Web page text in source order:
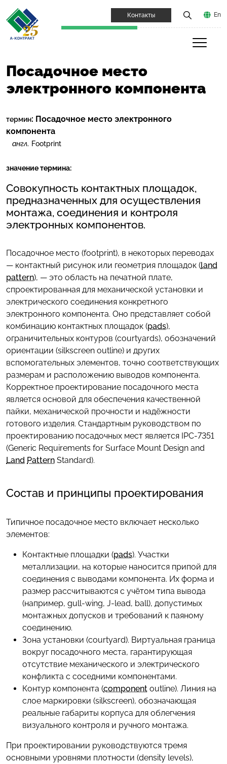
Контакты En
Посадочное место
электронного компонента
термин: Посадочное место электронного
компонента
англ. Footprint
значение термина:
Совокупность контактных площадок,
предназначенных для осуществления
монтажа, соединения и контроля
электронных компонентов.
Посадочное место (footprint), в некоторых переводах
— контактный рисунок или геометрия площадок (land
pattern), — это область на печатной плате,
спроектированная для механической установки и
электрического соединения конкретного
электронного компонента. Оно представляет собой
комбинацию контактных площадок (pads),
ограничительных контуров (courtyards), обозначений
ориентации (silkscreen outline) и других
вспомогательных элементов, точно соответствующих
размерам и расположению выводов компонента.
Корректное проектирование посадочного места
является основой для обеспечения качественной
пайки, механической прочности и надёжности
готового изделия. Стандартным руководством по
проектированию посадочных мест является IPC-7351
(Generic Requirements for Surface Mount Design and
Land Pattern Standard).
Состав и принципы проектирования
Типичное посадочное место включает несколько
элементов:
Контактные площадки (pads). Участки
металлизации, на которые наносится припой для
соединения с выводами компонента. Их форма и
размер рассчитываются с учётом типа вывода
(например, gull-wing, J-lead, ball), допустимых
монтажных допусков и требований к паяному
соединению.
Зона установки (courtyard). Виртуальная граница
вокруг посадочного места, гарантирующая
отсутствие механического и электрического
конфликта с соседними компонентами.
Контур компонента (component outline). Линия на
слое маркировки (silkscreen), обозначающая
реальные габариты корпуса для облегчения
визуального контроля и ручного монтажа.
При проектировании руководствуются тремя
основными уровнями плотности (density levels),